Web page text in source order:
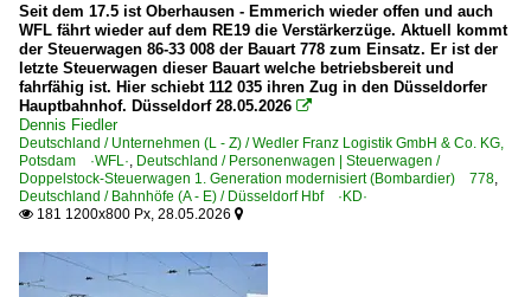
Seit dem 17.5 ist Oberhausen - Emmerich wieder offen und auch
WFL fährt wieder auf dem RE19 die Verstärkerzüge. Aktuell kommt
der Steuerwagen 86-33 008 der Bauart 778 zum Einsatz. Er ist der
letzte Steuerwagen dieser Bauart welche betriebsbereit und
fahrfähig ist. Hier schiebt 112 035 ihren Zug in den Düsseldorfer
Hauptbahnhof. Düsseldorf 28.05.2026 
Dennis Fiedler
Deutschland / Unternehmen (L - Z) / Wedler Franz Logistik GmbH & Co. KG,
Potsdam ·WFL·, Deutschland / Personenwagen | Steuerwagen /
Doppelstock-Steuerwagen 1. Generation modernisiert (Bombardier) 778,
Deutschland / Bahnhöfe (A - E) / Düsseldorf Hbf ·KD·
 181 1200x800 Px, 28.05.2026 